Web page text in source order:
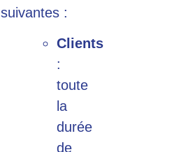
suivantes :
Clients
:
toute
la
durée
de